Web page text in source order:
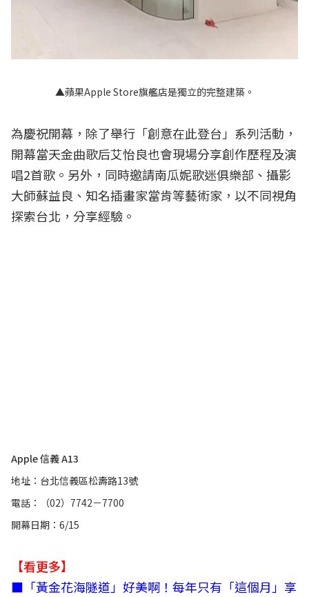
▲蘋果Apple Store旗艦店是獨立的完整建築。
為慶祝開幕，除了舉行「創意在此登台」系列活動，
開幕當天金曲歌后艾怡良也會現場分享創作歷程及演
唱2首歌。另外，同時邀請南瓜妮歌迷俱樂部、攝影
大師蘇益良、知名插畫家當肯等藝術家，以不同視角
探索台北，分享經驗。
Apple 信義 A13
地址：台北信義區松壽路13號
電話：（02）7742－7700
開幕日期：6/15
【看更多】
■ 「黃金花海隧道」好美啊！每年只有「這個月」享